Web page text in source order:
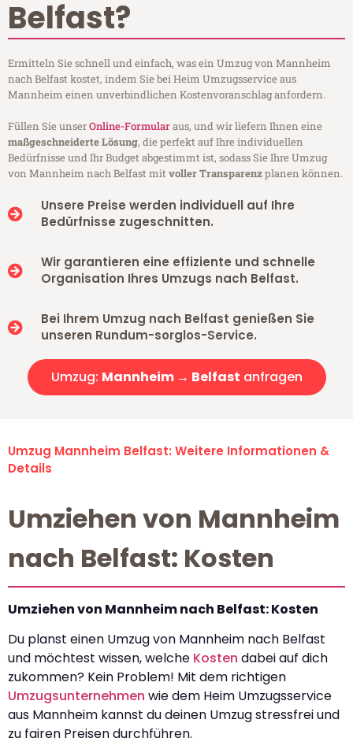
Belfast?
Ermitteln Sie schnell und einfach, was ein Umzug von Mannheim
nach Belfast kostet, indem Sie bei Heim Umzugsservice aus
Mannheim einen unverbindlichen Kostenvoranschlag anfordern.
Füllen Sie unserOnline-Formularaus, und wir liefern Ihnen eine
maßgeschneiderte Lösung, die perfekt auf Ihre individuellen
Bedürfnisse und Ihr Budget abgestimmt ist, sodass Sie Ihre Umzug
von Mannheim nach Belfast mitvoller Transparenzplanen können.
Unsere Preise werden individuell auf Ihre
Bedürfnisse zugeschnitten.
Wir garantieren eine effiziente und schnelle
Organisation Ihres Umzugs nach Belfast.
Bei Ihrem Umzug nach Belfast genießen Sie
unseren Rundum-sorglos-Service.
Umzug: Mannheim → Belfast anfragen
Umzug Mannheim Belfast: Weitere Informationen &
Details
Umziehen von Mannheim
nach Belfast: Kosten
Umziehen von Mannheim nach Belfast: Kosten
Du planst einen Umzug von Mannheim nach Belfast
und möchtest wissen, welche Kosten dabei auf dich
zukommen? Kein Problem! Mit dem richtigen
Umzugsunternehmen wie dem Heim Umzugsservice
aus Mannheim kannst du deinen Umzug stressfrei und
zu fairen Preisen durchführen.